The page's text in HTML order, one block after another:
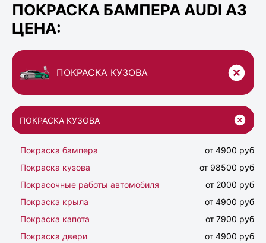
ПОКРАСКА БАМПЕРА AUDI A3
ЦЕНА:
ПОКРАСКА КУЗОВА
ПОКРАСКА КУЗОВА
Покраска бампера
от 4900 руб
Покраска кузова
от 98500 руб
Покрасочные работы автомобиля
от 2000 руб
Покраска крыла
от 4900 руб
Покраска капота
от 7900 руб
Покраска двери
от 4900 руб